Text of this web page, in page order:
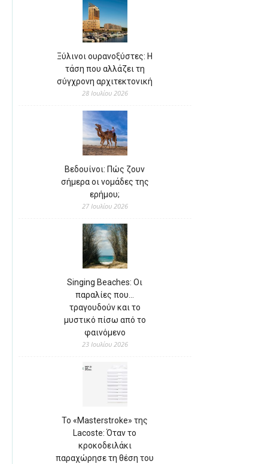
Ξύλινοι ουρανοξύστες: Η
τάση που αλλάζει τη
σύγχρονη αρχιτεκτονική
28 Ιουλίου 2026
Βεδουίνοι: Πώς ζουν
σήμερα οι νομάδες της
ερήμου;
27 Ιουλίου 2026
Singing Beaches: Οι
παραλίες που…
τραγουδούν και το
μυστικό πίσω από το
φαινόμενο
23 Ιουλίου 2026
Το «Masterstroke» της
Lacoste: Όταν το
κροκοδειλάκι
παραχώρησε τη θέση του